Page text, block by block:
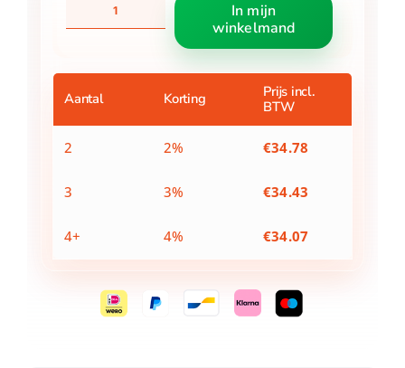
Vintage
cm
aantal
In mijn
winkelmand
Aantal Korting
Prijs incl.
BTW
2 2% €34.78
3 3% €34.43
4+ 4% €34.07